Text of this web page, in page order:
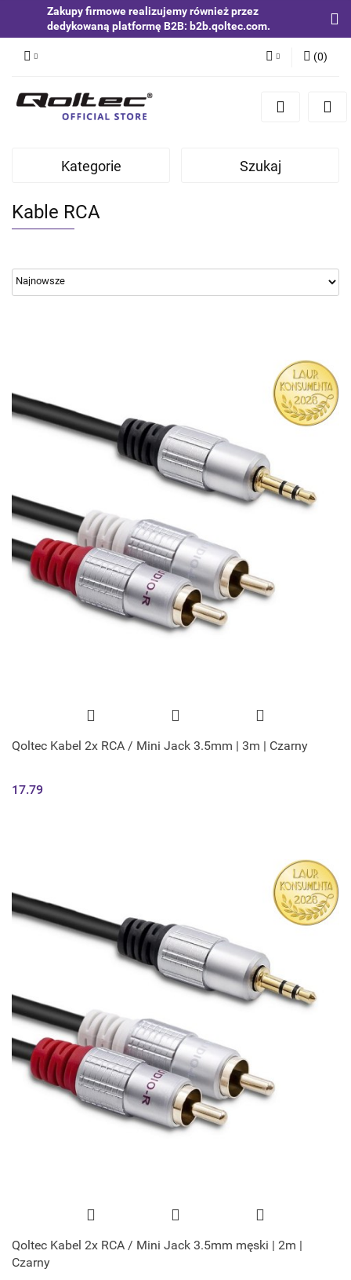
Zakupy firmowe realizujemy również przez
dedykowaną platformę B2B: b2b.qoltec.com.
Zaloguj się
Zgody cookies
(0)
Kategorie Szukaj
Kable RCA
Qoltec Kabel 2x RCA / Mini Jack 3.5mm | 3m | Czarny
17.79
Qoltec Kabel 2x RCA / Mini Jack 3.5mm męski | 2m |
Czarny